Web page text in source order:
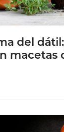
del
macetas